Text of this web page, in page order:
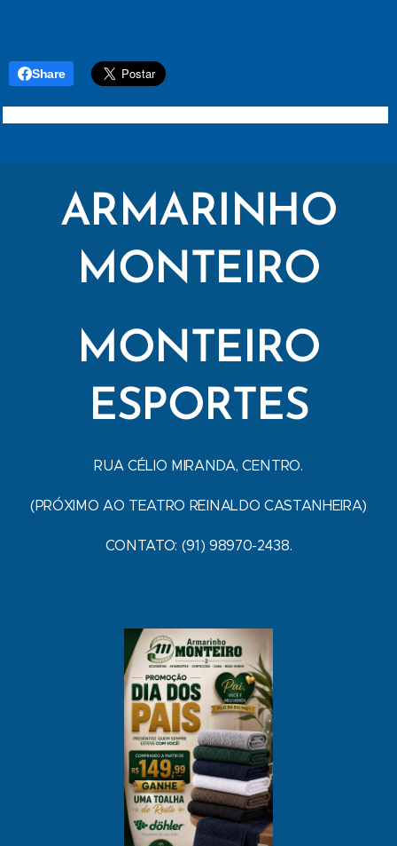
Share
ARMARINHO
MONTEIRO
MONTEIRO
ESPORTES
RUA CÉLIO MIRANDA, CENTRO.
(PRÓXIMO AO TEATRO REINALDO CASTANHEIRA)
CONTATO: (91) 98970-2438.